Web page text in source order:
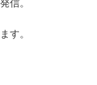
信。
す。